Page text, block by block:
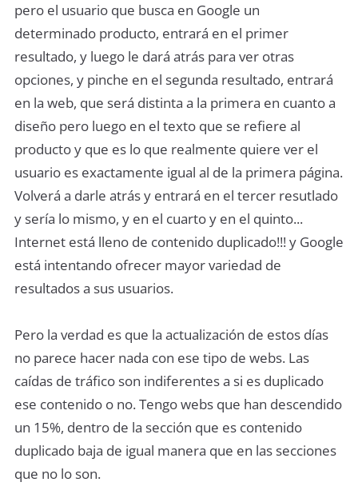
pero el usuario que busca en Google un
determinado producto, entrará en el primer
resultado, y luego le dará atrás para ver otras
opciones, y pinche en el segunda resultado, entrará
en la web, que será distinta a la primera en cuanto a
diseño pero luego en el texto que se refiere al
producto y que es lo que realmente quiere ver el
usuario es exactamente igual al de la primera página.
Volverá a darle atrás y entrará en el tercer resutlado
y sería lo mismo, y en el cuarto y en el quinto...
Internet está lleno de contenido duplicado!!! y Google
está intentando ofrecer mayor variedad de
resultados a sus usuarios.
Pero la verdad es que la actualización de estos días
no parece hacer nada con ese tipo de webs. Las
caídas de tráfico son indiferentes a si es duplicado
ese contenido o no. Tengo webs que han descendido
un 15%, dentro de la sección que es contenido
duplicado baja de igual manera que en las secciones
que no lo son.